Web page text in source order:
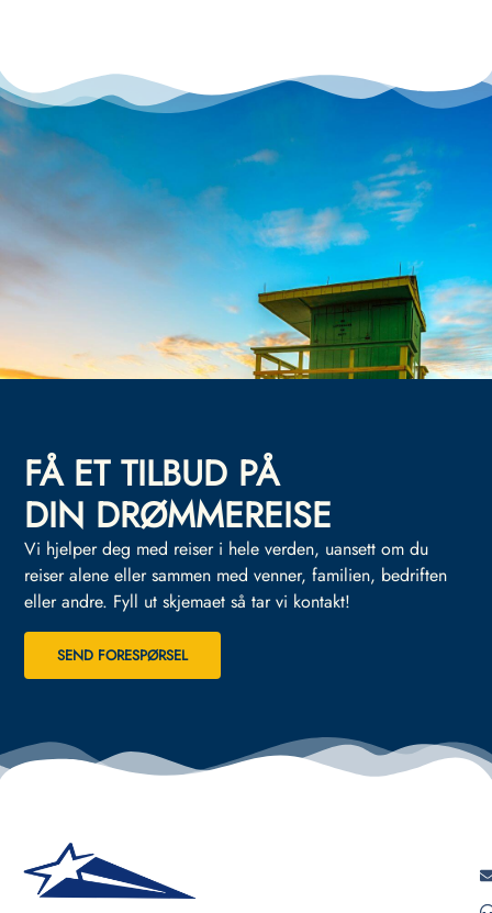
FÅ ET TILBUD PÅ
DIN DRØMMEREISE
Vi hjelper deg med reiser i hele verden, uansett om du
reiser alene eller sammen med venner, familien, bedriften
eller andre. Fyll ut skjemaet så tar vi kontakt!
SEND FORESPØRSEL